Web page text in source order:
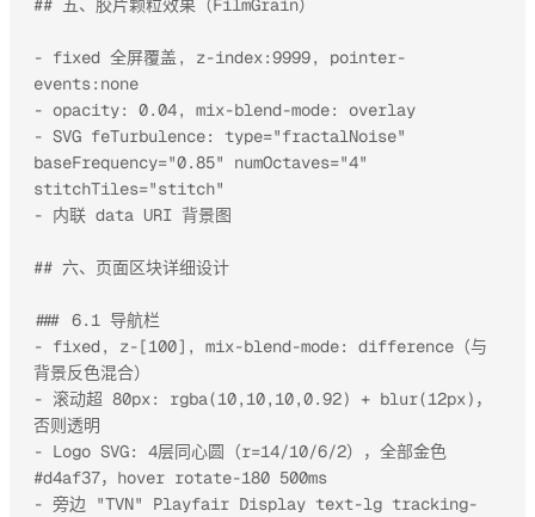
## 五、胶片颗粒效果（FilmGrain）
- fixed 全屏覆盖, z-index:9999, pointer-
events:none
- opacity: 0.04, mix-blend-mode: overlay
- SVG feTurbulence: type="fractalNoise"
baseFrequency="0.85" numOctaves="4"
stitchTiles="stitch"
- 内联 data URI 背景图
## 六、页面区块详细设计
### 6.1 导航栏
- fixed, z-[100], mix-blend-mode: difference（与
背景反色混合）
- 滚动超 80px: rgba(10,10,10,0.92) + blur(12px)，
否则透明
- Logo SVG: 4层同心圆（r=14/10/6/2），全部金色
#d4af37，hover rotate-180 500ms
- 旁边 "TVN" Playfair Display text-lg tracking-